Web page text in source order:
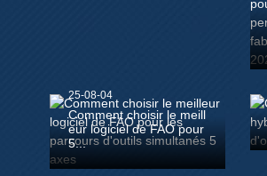
25-08-04
Comment choisir le meill
eur logiciel de FAO pour
5...